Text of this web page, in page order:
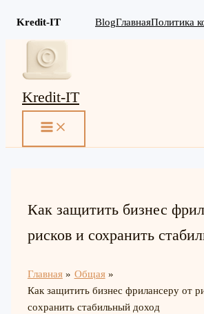
Kredit-IT BlogГлавнаяПолитика
Перейти
содержимому
Kredit-IT
MAIN
Как защитить бизнес
рисков и сохранить
Главная
Общая
Как защитить бизнес фрилансеру от
сохранить стабильный доход